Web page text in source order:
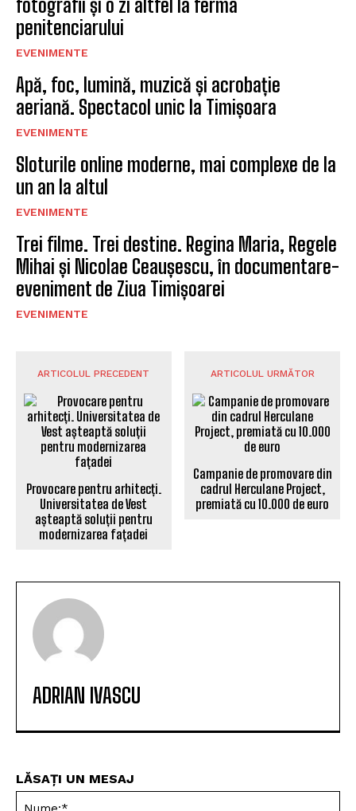
fotografii și o zi altfel la ferma
penitenciarului
EVENIMENTE
Apă, foc, lumină, muzică și acrobație
aeriană. Spectacol unic la Timișoara
EVENIMENTE
Sloturile online moderne, mai complexe de la
un an la altul
EVENIMENTE
Trei filme. Trei destine. Regina Maria, Regele
Mihai și Nicolae Ceaușescu, în documentare-
eveniment de Ziua Timișoarei
EVENIMENTE
ARTICOLUL PRECEDENT
Provocare pentru arhitecți.
Universitatea de Vest
așteaptă soluții pentru
modernizarea fațadei
ARTICOLUL URMĂTOR
Campanie de promovare din
cadrul Herculane Project,
premiată cu 10.000 de euro
ADRIAN IVASCU
LĂSAȚI UN MESAJ